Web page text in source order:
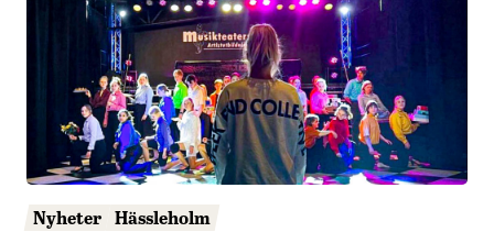
Nyheter Hässleholm